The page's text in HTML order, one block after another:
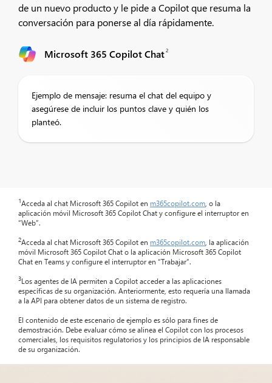
de un nuevo producto y le pide a Copilot que resuma la
conversación para ponerse al día rápidamente.
Microsoft 365 Copilot Chat2
Ejemplo de mensaje: resuma el chat del equipo y
asegúrese de incluir los puntos clave y quién los
planteó.
1Acceda al chat Microsoft 365 Copilot en m365copilot.com , o la
aplicación móvil Microsoft 365 Copilot Chat y configure el interruptor en
“Web”.
2Acceda al chat Microsoft 365 Copilot en m365copilot.com , la aplicación
móvil Microsoft 365 Copilot Chat o la aplicación Microsoft 365 Copilot
Chat en Teams y configure el interruptor en “Trabajar”.
3Los agentes de IA permiten a Copilot acceder a las aplicaciones
específicas de su organización. Anteriormente, esto requería una llamada
a la API para obtener datos de un sistema de registro.
El contenido de este escenario de ejemplo es sólo para fines de
demostración. Debe evaluar cómo se alinea el Copilot con los procesos
comerciales, los requisitos regulatorios y los principios de IA responsable
de su organización.